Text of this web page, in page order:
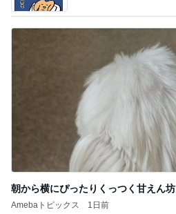
朝から横にぴったりくっつく甘えん坊
Amebaトピックス 1日前